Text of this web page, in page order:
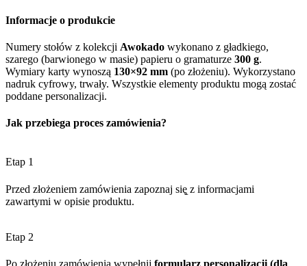
Informacje o produkcie
Numery stołów z kolekcji Awokado wykonano z gładkiego,
szarego (barwionego w masie) papieru o gramaturze 300 g.
Wymiary karty wynoszą 130×92 mm (po złożeniu). Wykorzystano
nadruk cyfrowy, trwały. Wszystkie elementy produktu mogą zostać
poddane personalizacji.
Jak przebiega proces zamówienia?
Etap 1
Przed złożeniem zamówienia zapoznaj się̨ z informacjami
zawartymi w opisie produktu.
Etap 2
Po złożeniu zamówienia wypełnij formularz personalizacji (dla